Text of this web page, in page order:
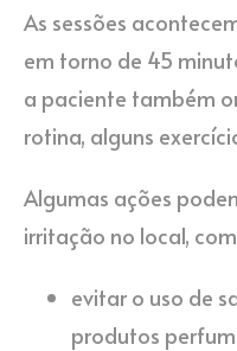
As sessões
em torno de 45
a paciente também
rotina, alguns
Algumas ações
irritação no local,
evitar o uso de
produtos